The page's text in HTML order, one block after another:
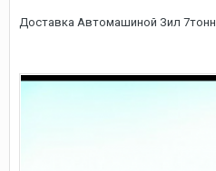
Доставка Автомашиной Зил 7тонн